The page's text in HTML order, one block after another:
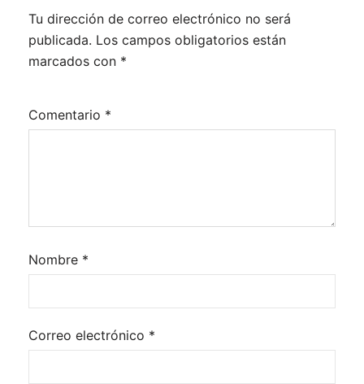
Tu dirección de correo electrónico no será
publicada. Los campos obligatorios están
marcados con *
Comentario *
Nombre *
Correo electrónico *